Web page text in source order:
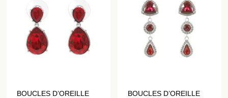
BOUCLES D’OREILLE
BOUCLES D’OREILLE